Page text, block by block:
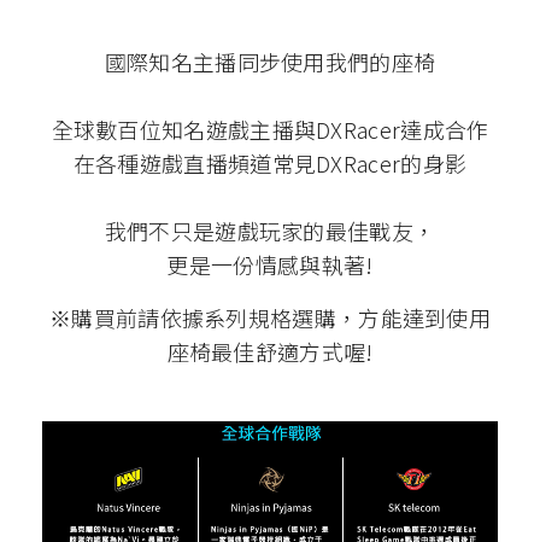
國際知名主播同步使用我們的座椅
全球數百位知名遊戲主播與DXRacer達成合作
在各種遊戲直播頻道常見DXRacer的身影
我們不只是遊戲玩家的最佳戰友，
更是一份情感與執著!
※購買前請依據系列規格選購，方能達到使用
座椅最佳舒適方式喔!